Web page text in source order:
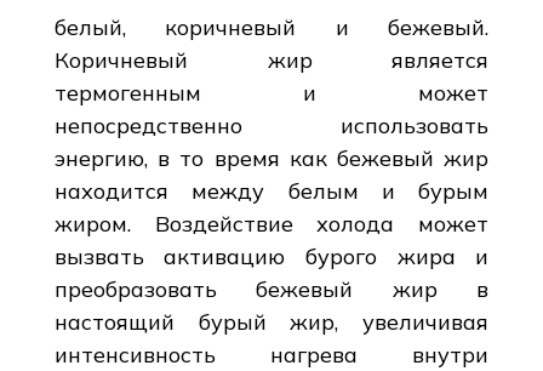
белый, коричневый и бежевый.
Коричневый жир является
термогенным и может
непосредственно использовать
энергию, в то время как бежевый жир
находится между белым и бурым
жиром. Воздействие холода может
вызвать активацию бурого жира и
преобразовать бежевый жир в
настоящий бурый жир, увеличивая
интенсивность нагрева внутри